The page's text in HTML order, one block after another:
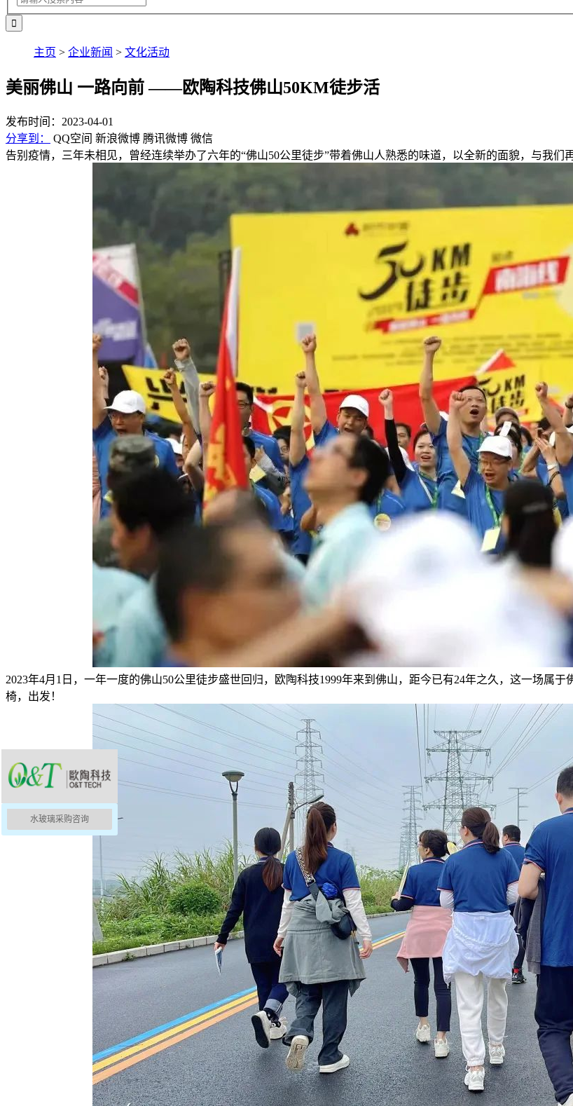
主页 > 企业新闻 > 文化活动
美丽佛山 一路向前 ——欧陶科技佛山50KM徒步活
发布时间：2023-04-01
分享到：
QQ空间 新浪微博 腾讯微博 微信
告别疫情，三年未相见，曾经连续举办了六年的“佛山50公里徒步”带着佛山人熟悉的味道，以全新的面貌，与我们
2023年4月1日，一年一度的佛山50公里徒步盛世回归，欧陶科技1999年来到佛山，距今已有24年之久，这一场属
椅，出发！
水玻璃采购咨询